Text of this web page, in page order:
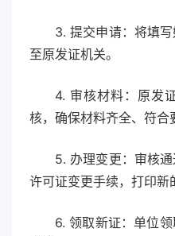
3. 提交申请：将填
至原发证机关。
4. 审核材料：原发
核，确保材料齐全、符合
5. 办理变更：审核
许可证变更手续，打印新
6. 领取新证：单位